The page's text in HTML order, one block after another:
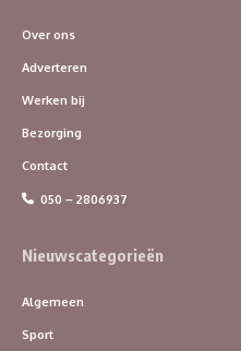
Over ons
Adverteren
Werken bij
Bezorging
Contact
050 – 2806937
Nieuwscategorieën
Algemeen
Sport